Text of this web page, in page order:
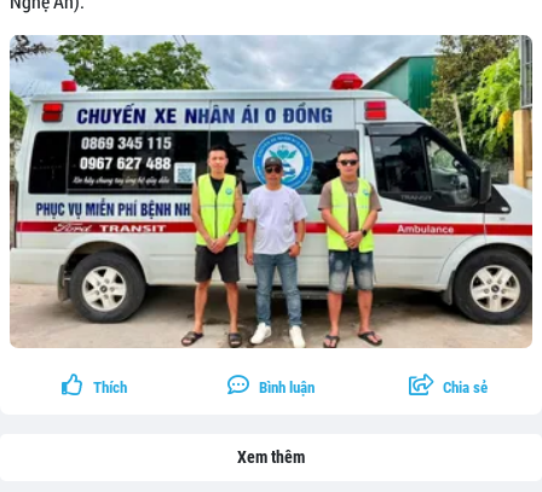
Thích Bình luận Chia sẻ
Xem thêm